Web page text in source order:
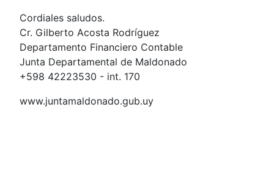
Cordiales saludos.
Cr. Gilberto Acosta Rodríguez
Departamento Financiero Contable
Junta Departamental de Maldonado
+598 42223530 - int. 170
www.juntamaldonado.gub.uy